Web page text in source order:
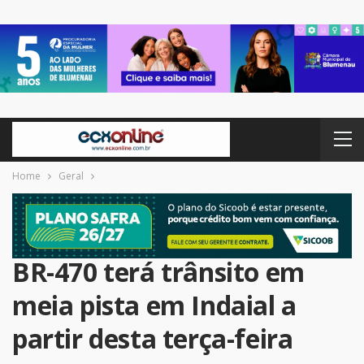
Home Geral
BR-470 terá trânsito em
meia pista em Indaial a
partir desta terça-feira